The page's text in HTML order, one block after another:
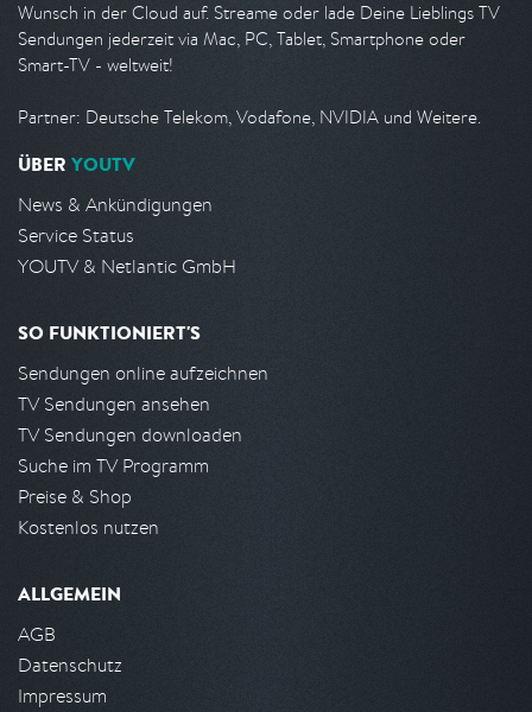
Wunsch in der Cloud auf. Streame oder lade Deine Lieblings TV
Sendungen jederzeit via Mac, PC, Tablet, Smartphone oder
Smart-TV - weltweit!
Partner: Deutsche Telekom, Vodafone, NVIDIA und Weitere.
ÜBER YOUTV
News & Ankündigungen
Service Status
YOUTV & Netlantic GmbH
SO FUNKTIONIERT'S
Sendungen online aufzeichnen
TV Sendungen ansehen
TV Sendungen downloaden
Suche im TV Programm
Preise & Shop
Kostenlos nutzen
ALLGEMEIN
AGB
Datenschutz
Impressum